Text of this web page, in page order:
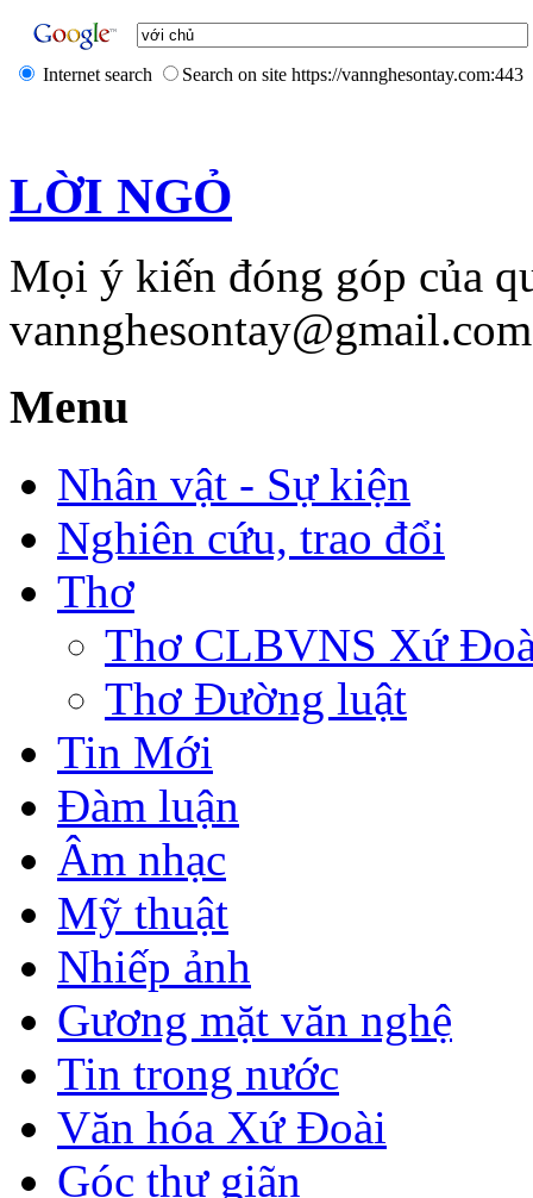
Internet search Search on site https://vannghesontay.com:443
LỜI NGỎ
Mọi ý kiến đóng góp của
Menu
Nhân vật - Sự kiện
Nghiên cứu, trao đổi
Thơ
Thơ CLBVNS Xứ
Thơ Đường luật
Tin Mới
Đàm luận
Âm nhạc
Mỹ thuật
Nhiếp ảnh
Gương mặt văn nghệ
Tin trong nước
Văn hóa Xứ Đoài
Góc thư giãn